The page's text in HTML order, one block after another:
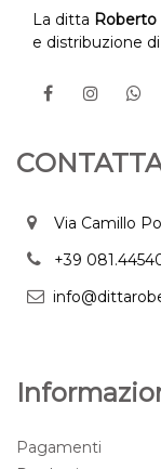
La ditta Roberto
e distribuzione
Via Camillo
+39
Pagamenti